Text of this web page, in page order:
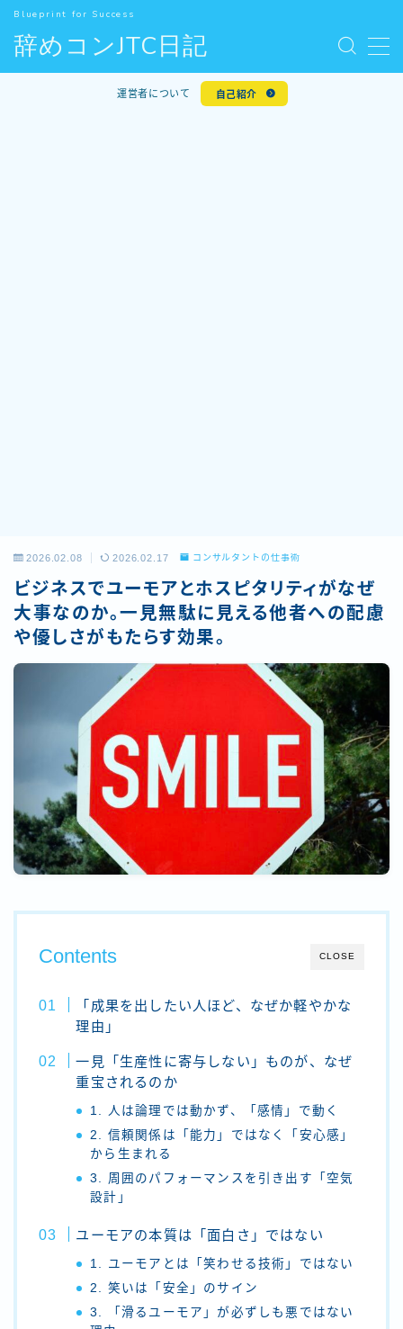
辞めコンJTC日記
Blueprint for Success
運営者について 自己紹介
2026.02.08 2026.02.17 コンサルタントの仕事術
ビジネスでユーモアとホスピタリティがなぜ
大事なのか。一見無駄に見える他者への配慮
や優しさがもたらす効果。
CLOSE
Contents
「成果を出したい人ほど、なぜか軽やかな
理由」
一見「生産性に寄与しない」ものが、なぜ
重宝されるのか
1. 人は論理では動かず、「感情」で動く
2. 信頼関係は「能力」ではなく「安心感」
から生まれる
3. 周囲のパフォーマンスを引き出す「空気
設計」
ユーモアの本質は「面白さ」ではない
1. ユーモアとは「笑わせる技術」ではない
2. 笑いは「安全」のサイン
3. 「滑るユーモア」が必ずしも悪ではない